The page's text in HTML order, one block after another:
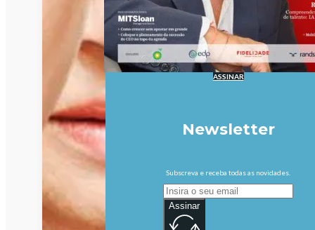
ASSINAR
Newsletter
Subscreva e receba todas as novidades.
Assinar